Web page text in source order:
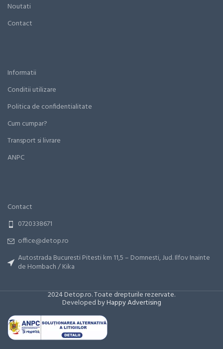
Noutati
Contact
Informatii
Conditii utilizare
Politica de confidentialitate
Cum cumpar?
Transport si livrare
ANPC
Contact
0720338671
office@detop.ro
Autostrada Bucuresti Pitesti km 11,5 – Domnesti, Jud. Ilfov Inainte
de Hornbach / Kika
2024 Detop.ro. Toate drepturile rezervate.
Developed byHappy Advertising